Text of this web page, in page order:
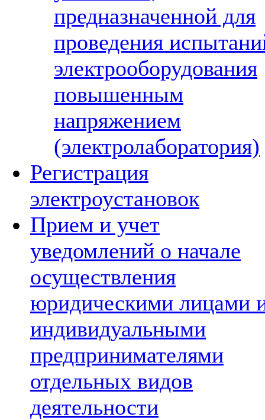
предназначенной для
проведения
электрооборудования
повышенным
напряжением
(электролаборатория)
Регистрация
электроустановок
Прием и учет
уведомлений о начале
осуществления
юридическими лицами
индивидуальными
предпринимателями
отдельных видов
деятельности